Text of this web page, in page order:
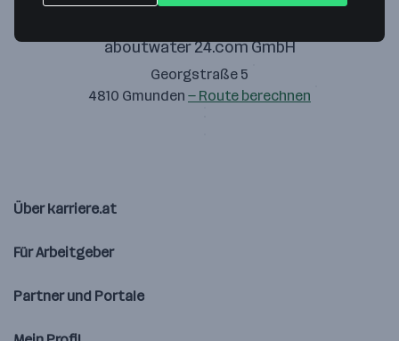
aboutwater 24.com GmbH
Georgstraße 5
4810 Gmunden — Route berechnen
Über karriere.at
Für Arbeitgeber
Partner und Portale